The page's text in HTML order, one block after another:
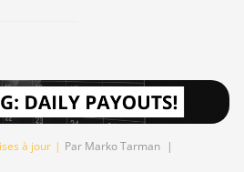
à jour | Par Marko Tarman |